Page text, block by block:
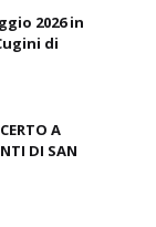
2026 in
di
A
DI SAN